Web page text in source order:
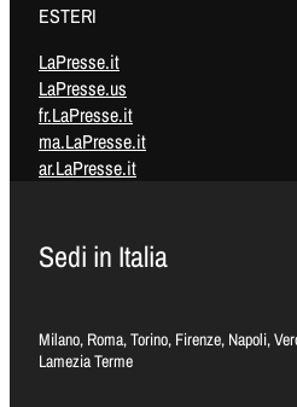
ESTERI
LaPresse.it
LaPresse.us
fr.LaPresse.it
ma.LaPresse.it
ar.LaPresse.it
Sedi in Italia
Milano, Roma, Torino, Firenze, Napoli,
Lamezia Terme